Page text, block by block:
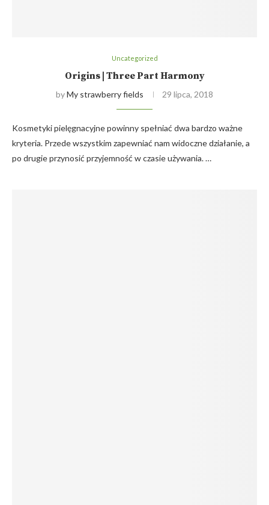
Uncategorized
Origins | Three Part Harmony
byMy strawberry fields 29 lipca, 2018
Kosmetyki pielęgnacyjne powinny spełniać dwa bardzo ważne
kryteria. Przede wszystkim zapewniać nam widoczne działanie, a
po drugie przynosić przyjemność w czasie używania. …